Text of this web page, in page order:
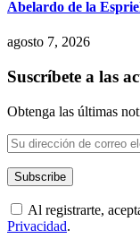
Abelardo de la
agosto 7, 2026
Suscríbete a las
Obtenga las últimas
Al registrarte,
Privacidad.